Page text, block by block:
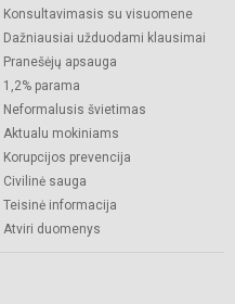
Konsultavimasis su visuomene
Dažniausiai užduodami klausimai
Pranešėjų apsauga
1,2% parama
Neformalusis švietimas
Aktualu mokiniams
Korupcijos prevencija
Civilinė sauga
Teisinė informacija
Atviri duomenys